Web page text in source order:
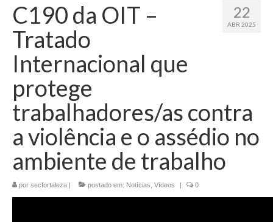
22
ABR 2025
C190 da OIT –
Tratado
Internacional que
protege
trabalhadores/as contra
a violência e o assédio no
ambiente de trabalho
por secfortaleza | postado em: Notícias Vídeos | 0